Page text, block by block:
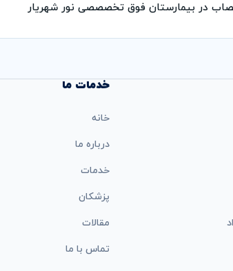
در بیمارستان فوق تخصصصی نور شهریار
خدمات ما
خانه
درباره ما
خدمات
پزشکان
مقالات
تماس با ما